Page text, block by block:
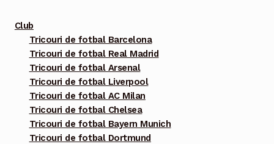
Club
Tricouri de fotbal Barcelona
Tricouri de fotbal Real Madrid
Tricouri de fotbal Arsenal
Tricouri de fotbal Liverpool
Tricouri de fotbal AC Milan
Tricouri de fotbal Chelsea
Tricouri de fotbal Bayern Munich
Tricouri de fotbal Dortmund